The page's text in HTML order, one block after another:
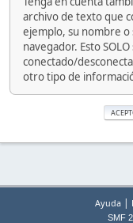
archivo de texto que
ejemplo, su nombre o
navegador. Esto
conectado/
otro tipo de
Ayuda |
SMF